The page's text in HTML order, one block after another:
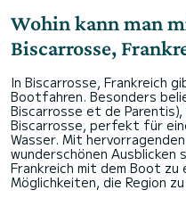
Wohin kann man
Biscarrosse,
In Biscarrosse, Frankreich
Bootfahren. Besonders
Biscarrosse et de
Biscarrosse, perfekt für
Wasser. Mit
wunderschönen Ausblicken
Frankreich mit dem Boot
Möglichkeiten, die Region